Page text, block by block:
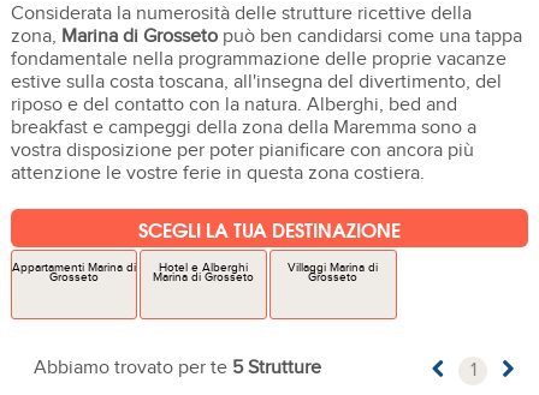
Considerata la numerosità delle strutture ricettive della
zona, Marina di Grossetopuò ben candidarsi come una tappa
fondamentale nella programmazione delle proprie vacanze
estive sulla costa toscana, all'insegna del divertimento, del
riposo e del contatto con la natura. Alberghi, bed and
breakfast e campeggi della zona della Maremma sono a
vostra disposizione per poter pianificare con ancora più
attenzione le vostre ferie in questa zona costiera.
SCEGLI LA TUA DESTINAZIONE
Appartamenti Marina di
Grosseto
Hotel e Alberghi
Marina di Grosseto
Villaggi Marina di
Grosseto
Abbiamo trovato per te 5 Strutture 1